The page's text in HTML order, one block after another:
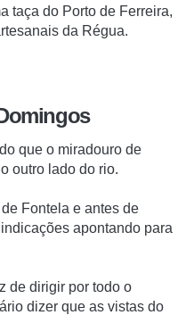
taça do Porto de Ferreira,
da Régua.
que o miradouro de
outro lado do rio.
Fontela e antes de
apontando para
de dirigir por todo o
dizer que as vistas do